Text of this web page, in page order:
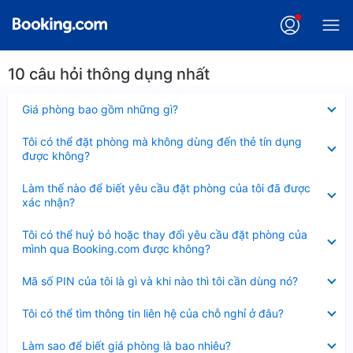
10 câu hỏi thông dụng nhất
Giá phòng bao gồm những gì?
thu
Tôi có thể đặt phòng mà không dùng đến thẻ tín dụng
được không?
thu
gọn
Làm thế nào để biết yêu cầu đặt phòng của tôi đã được
xác nhận?
thu
gọn
Tôi có thể huỷ bỏ hoặc thay đổi yêu cầu đặt phòng của
mình qua Booking.com được không?
thu
gọn
Mã số PIN của tôi là gì và khi nào thì tôi cần dùng nó?
thu
Tôi có thể tìm thông tin liên hệ của chỗ nghỉ ở đâu?
thu
Làm sao để biết giá phòng là bao nhiêu?
thu